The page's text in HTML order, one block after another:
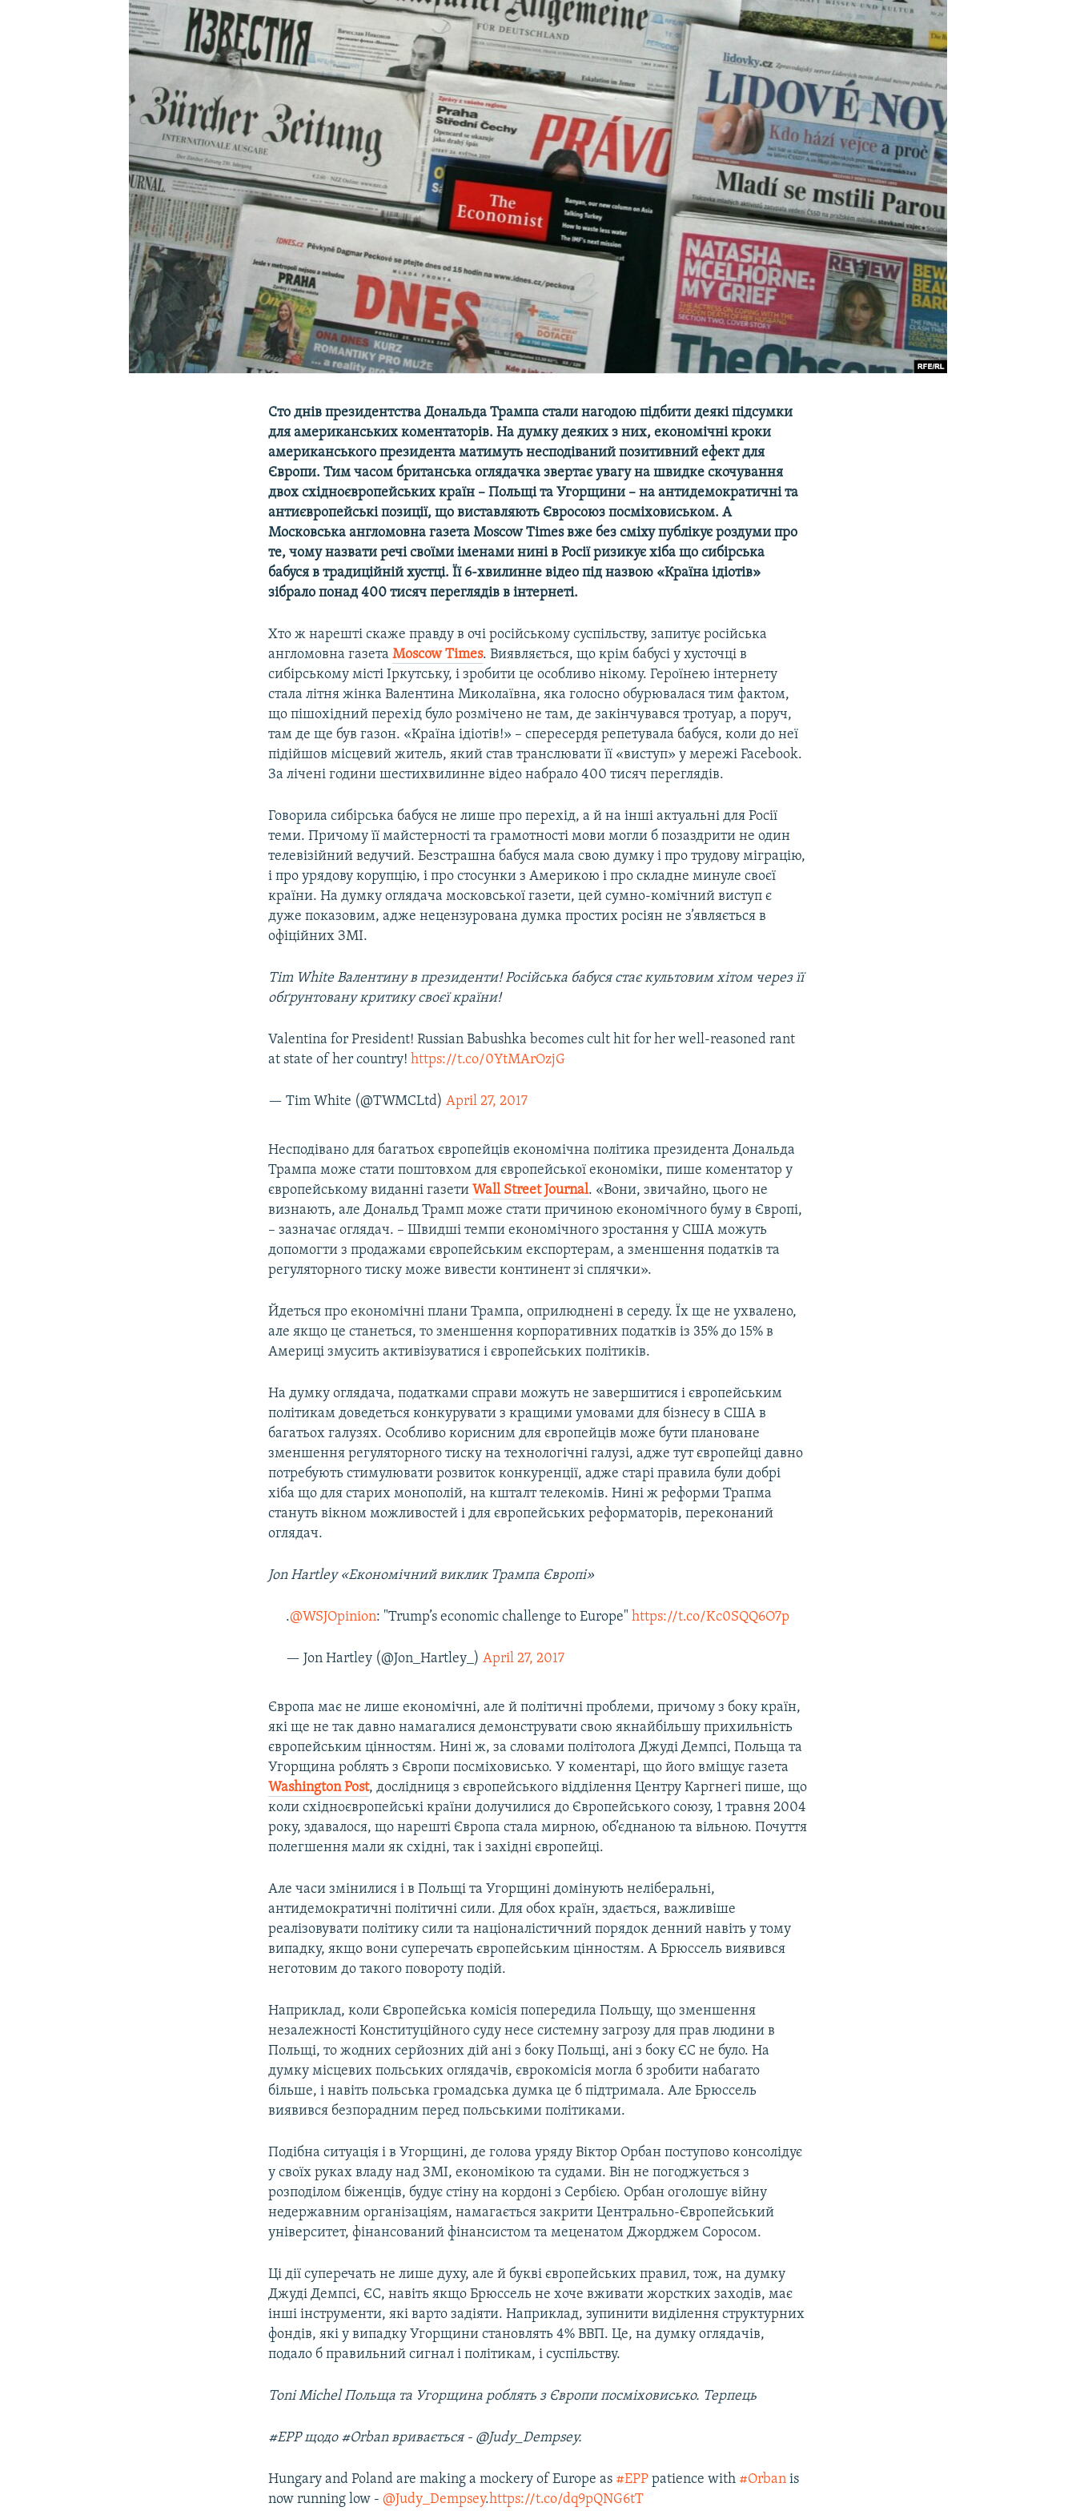
УКРАЇНСЬКА ПРОБЛЕМА КРИМУ
Сто днів президентства Дональда Трампа стали нагодою підбити деякі підсумки
для американських коментаторів. На думку деяких з них, економічні кроки
американського президента матимуть несподіваний позитивний ефект для
Європи. Тим часом британська оглядачка звертає увагу на швидке скочування
двох східноєвропейських країн – Польщі та Угорщини – на антидемократичні та
антиєвропейські позиції, що виставляють Євросоюз посміховиськом. А
Московська англомовна газетаMoscow Times вже без сміху публікує роздуми про
те, чому назвати речі своїми іменами нині в Росії ризикує хіба що сибірська
бабуся в традиційній хустці. Її 6-хвилинне відео під назвою «Країна ідіотів»
зібрало понад 400 тисяч переглядів в інтернеті.
Хто ж нарешті скаже правду в очі російському суспільству, запитує російська
англомовна газетаMoscow Times. Виявляється, що крім бабусі у хусточці в
сибірському місті Іркутську, і зробити це особливо нікому. Героїнею інтернету
стала літня жінка Валентина Миколаївна, яка голосно обурювалася тим фактом,
що пішохідний перехід було розмічено не там, де закінчувався тротуар, а поруч,
там де ще був газон. «Країна ідіотів!» – спересердя репетувала бабуся, коли до неї
підійшов місцевий житель, який став транслювати її «виступ» у мережі Facebook.
За лічені години шестихвилинне відео набрало 400 тисяч переглядів.
Говорила сибірська бабуся не лише про перехід, а й на інші актуальні для Росії
теми. Причому її майстерності та грамотності мови могли б позаздрити не один
телевізійний ведучий. Безстрашна бабуся мала свою думку і про трудову міграцію,
і про урядову корупцію, і про стосунки з Америкою і про складне минуле своєї
країни. На думку оглядача московської газети, цей сумно-комічний виступ є
дуже показовим, адже нецензурована думка простих росіян не з’являється в
офіційних ЗМІ.
Tim White‏ Валентину в президенти! Російська бабуся стає культовим хітом через її
обґрунтовану критику своєї країни!
Valentina for President! Russian Babushka becomes cult hit for her well-reasoned rant
at state of her country!https://t.co/0YtMArOzjG
— Tim White (@TWMCLtd)April 27, 2017
Несподівано для багатьох європейців економічна політика президента Дональда
Трампа може стати поштовхом для європейської економіки, пише коментатор у
європейському виданні газетиWall Street Journal. «Вони, звичайно, цього не
визнають, але Дональд Трамп може стати причиною економічного буму в Європі,
– зазначає оглядач. – Швидші темпи економічного зростання у США можуть
допомогти з продажами європейським експортерам, а зменшення податків та
регуляторного тиску може вивести континент зі сплячки».
Йдеться про економічні плани Трампа, оприлюднені в середу. Їх ще не ухвалено,
але якщо це станеться, то зменшення корпоративних податків із 35% до 15% в
Америці змусить активізуватися і європейських політиків.
На думку оглядача, податками справи можуть не завершитися і європейським
політикам доведеться конкурувати з кращими умовами для бізнесу в США в
багатьох галузях. Особливо корисним для європейців може бути плановане
зменшення регуляторного тиску на технологічні галузі, адже тут європейці давно
потребують стимулювати розвиток конкуренції, адже старі правила були добрі
хіба що для старих монополій, на кшталт телекомів. Нині ж реформи Трапма
стануть вікном можливостей і для європейських реформаторів, переконаний
оглядач.
Jon Hartley‏ «Економічний виклик Трампа Європі»
.@WSJOpinion: "Trump’s economic challenge to Europe"https://t.co/Kc0SQQ6O7p
— Jon Hartley (@Jon_Hartley_)April 27, 2017
Європа має не лише економічні, але й політичні проблеми, причому з боку країн,
які ще не так давно намагалися демонструвати свою якнайбільшу прихильність
європейським цінностям. Нині ж, за словами політолога Джуді Демпсі, Польща та
Угорщина роблять з Європи посміховисько. У коментарі, що його вміщує газета
Washington Post​, дослідниця з європейського відділення Центру Каргнегі пише, що
коли східноєвропейські країни долучилися до Європейського союзу, 1 травня 2004
року, здавалося, що нарешті Європа стала мирною, об’єднаною та вільною. Почуття
полегшення мали як східні, так і західні європейці.
Але часи змінилися і в Польщі та Угорщині домінують неліберальні,
антидемократичні політичні сили. Для обох країн, здається, важливіше
реалізовувати політику сили та націоналістичний порядок денний навіть у тому
випадку, якщо вони суперечать європейським цінностям. А Брюссель виявився
неготовим до такого повороту подій.
Наприклад, коли Європейська комісія попередила Польщу, що зменшення
незалежності Конституційного суду несе системну загрозу для прав людини в
Польщі, то жодних серйозних дій ані з боку Польщі, ані з боку ЄС не було. На
думку місцевих польських оглядачів, єврокомісія могла б зробити набагато
більше, і навіть польська громадська думка це б підтримала. Але Брюссель
виявився безпорадним перед польськими політиками.
Подібна ситуація і в Угорщині, де голова уряду Віктор Орбан поступово консолідує
у своїх руках владу над ЗМІ, економікою та судами. Він не погоджується з
розподілом біженців, будує стіну на кордоні з Сербією. Орбан оголошує війну
недержавним організаціям, намагається закрити Центрально-Європейський
університет, фінансований фінансистом та меценатом Джорджем Соросом.
Ці дії суперечать не лише духу, але й букві європейських правил, тож, на думку
Джуді Демпсі, ЄС, навіть якщо Брюссель не хоче вживати жорстких заходів, має
інші інструменти, які варто задіяти. Наприклад, зупинити виділення структурних
фондів, які у випадку Угорщини становлять 4% ВВП. Це, на думку оглядачів,
подало б правильний сигнал і політикам, і суспільству.
Toni Michel‏ Польща та Угорщина роблять з Європи посміховисько. Терпець
#EPP щодо #Orban вривається - @Judy_Dempsey.
Hungary and Poland are making a mockery of Europe as #EPP patience with #Orban is
now running low -@Judy_Dempsey.https://t.co/dq9pQNG6tT